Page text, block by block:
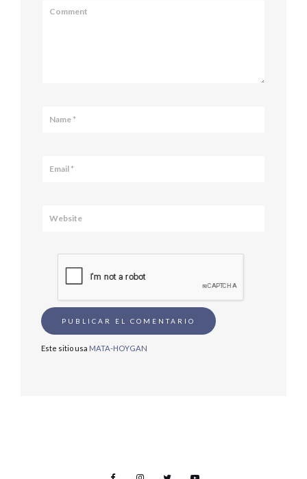
Este sitio usa MATA-HOYGAN